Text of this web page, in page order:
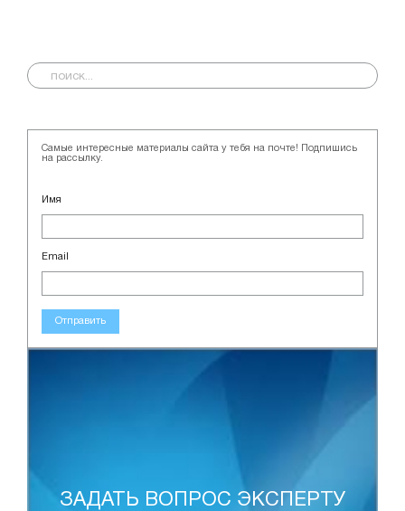
Самые интересные материалы сайта у тебя на почте! Подпишись
на рассылку.
Имя
Email
Отправить
ЗАДАТЬ ВОПРОС ЭКСПЕРТУ